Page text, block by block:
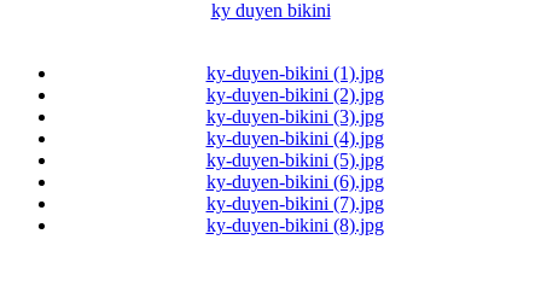
ky duyen bikini
ky-duyen-bikini (1).jpg
ky-duyen-bikini (2).jpg
ky-duyen-bikini (3).jpg
ky-duyen-bikini (4).jpg
ky-duyen-bikini (5).jpg
ky-duyen-bikini (6).jpg
ky-duyen-bikini (7).jpg
ky-duyen-bikini (8).jpg